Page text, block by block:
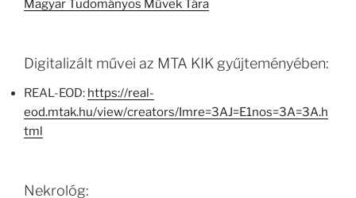
Magyar Tudományos Művek Tára
Digitalizált művei az MTA KIK gyűjteményében:
REAL-EOD: https://real-
eod.mtak.hu/view/creators/Imre=3AJ=E1nos=3A=3A.h
tml
Nekrológ: